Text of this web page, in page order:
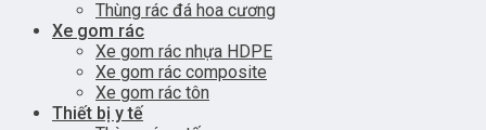
Thùng rác đá hoa cương
Xe gom rác
Xe gom rác nhựa HDPE
Xe gom rác composite
Xe gom rác tôn
Thiết bị y tế